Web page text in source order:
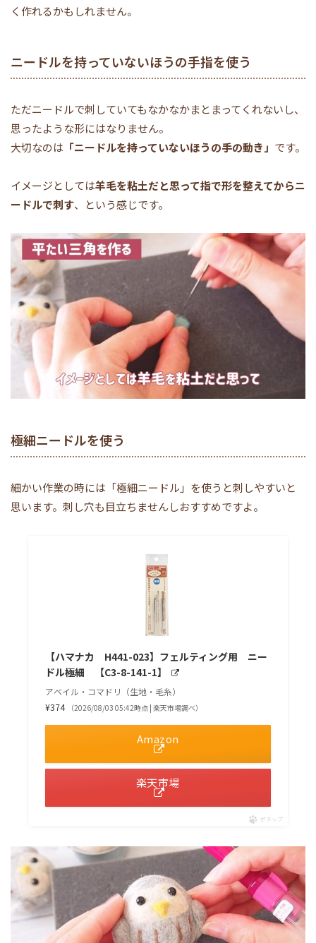
く作れるかもしれません。
ニードルを持っていないほうの手指を使う
ただニードルで刺していてもなかなかまとまってくれないし、
思ったような形にはなりません。
大切なのは 「ニードルを持っていないほうの手の動き」 です。
イメージとしては羊毛を粘土だと思って指で形を整えてからニ
ードルで刺す、という感じです。
極細ニードルを使う
細かい作業の時には「極細ニードル」を使うと刺しやすいと
思います。刺し穴も目立ちませんしおすすめですよ。
【ハマナカ H441-023】フェルティング用 ニー
ドル極細 【C3-8-141-1】
アベイル・コマドリ（生地・毛糸）
¥374 （2026/08/03 05:42時点 | 楽天市場調べ）
Amazon
楽天市場
ポチップ